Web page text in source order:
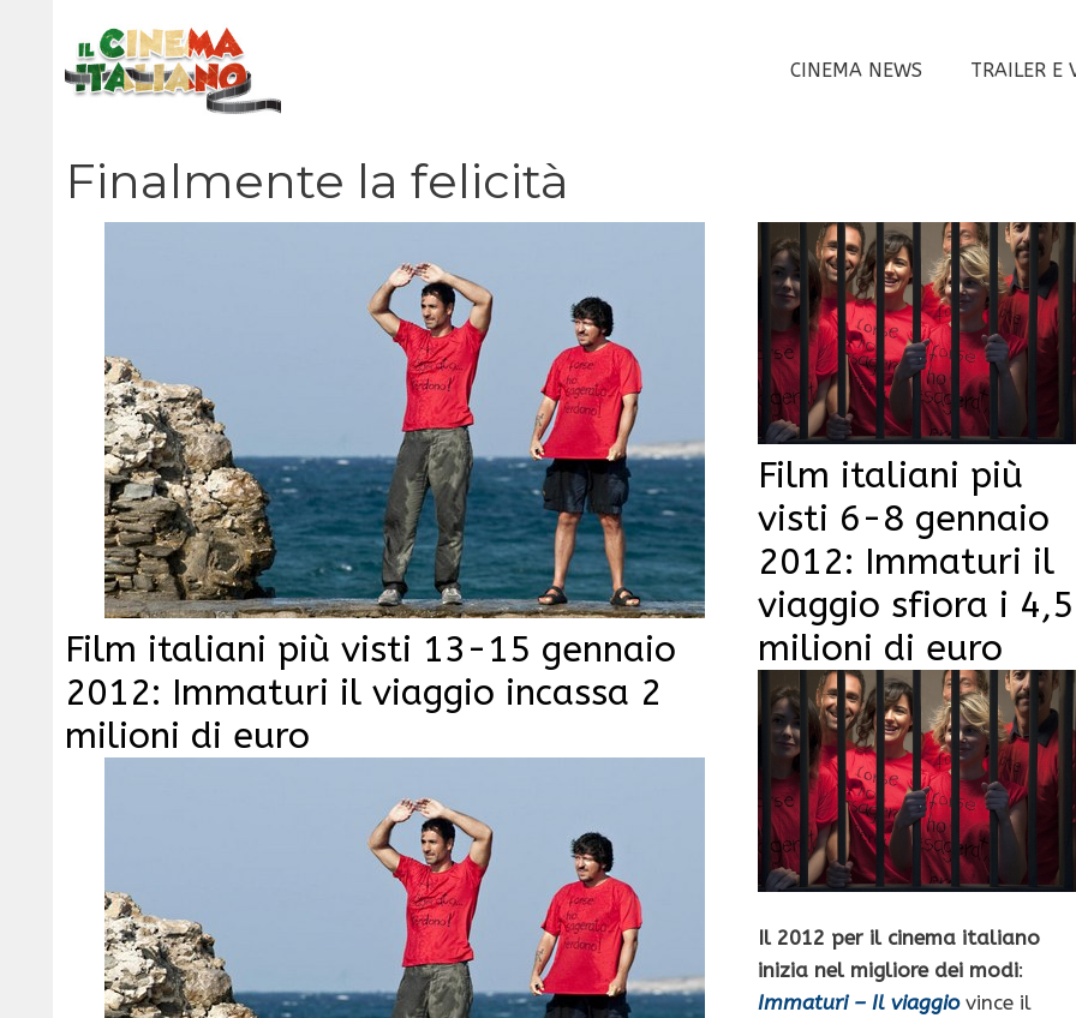
contenuto
CINEMA NEWS TRAILER E
Finalmente la felicità
Film italiani più visti 13-15 gennaio
2012: Immaturi il viaggio incassa 2
milioni di euro
Film italiani più
visti 6-8 gennaio
2012: Immaturi il
viaggio sfiora i 4,5
milioni di euro
Il 2012 per il cinema italiano
inizia nel migliore dei modi:
Immaturi – Il viaggiovince il